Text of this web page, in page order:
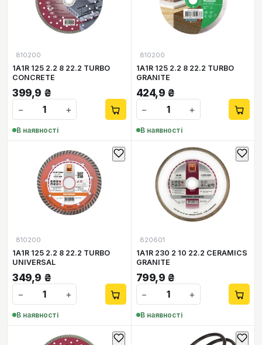
810200
1А1R 125 2.2 8 22.2 TURBO
CONCRETE
399,9 ₴
−
+
В наявності
810200
1А1R 125 2.2 8 22.2 TURBO
GRANITE
424,9 ₴
−
+
В наявності
810200
1А1R 125 2.2 8 22.2 TURBO
UNIVERSAL
349,9 ₴
−
+
В наявності
820601
1А1R 230 2 10 22.2 CERAMICS
GRANITE
799,9 ₴
−
+
В наявності